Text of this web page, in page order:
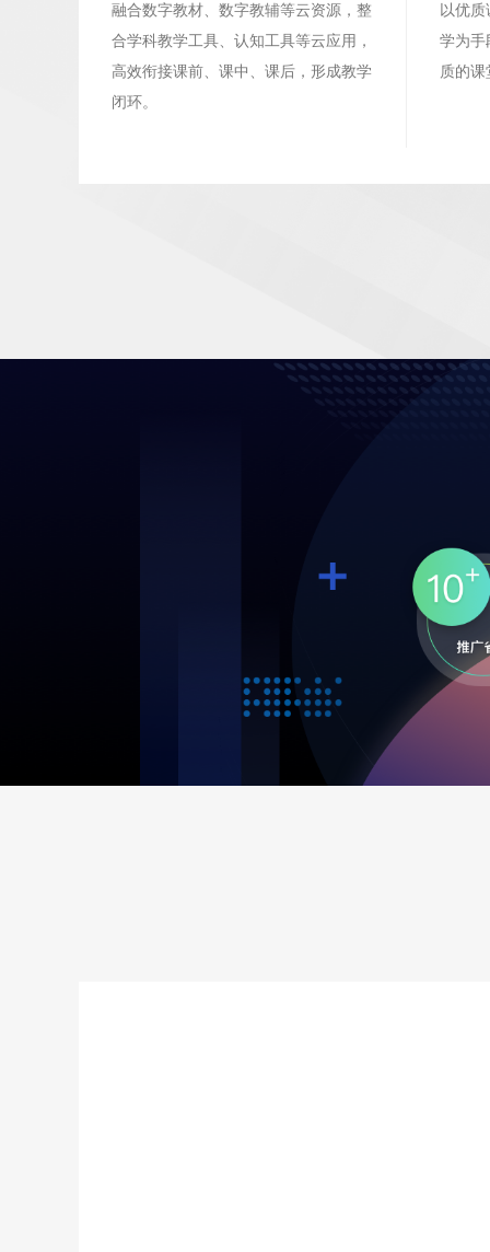
融合数字教材、数字教辅等云资源，整
合学科教学工具、认知工具等云应用，
高效衔接课前、课中、课后，形成教学
闭环。
以优
学为手
质的